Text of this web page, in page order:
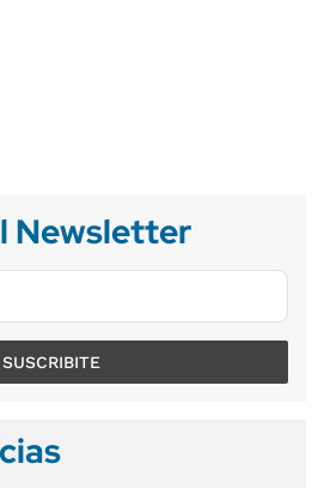
Newsletter
SUSCRIBITE